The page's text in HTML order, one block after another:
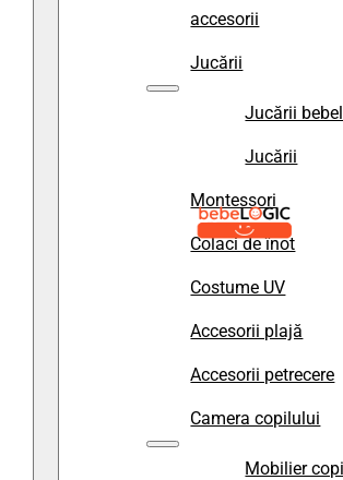
accesorii
Jucării
Jucării
Jucării
Montessori
Colaci de înot
Costume UV
Accesorii plajă
Accesorii petrecere
Camera copilului
Mobilier